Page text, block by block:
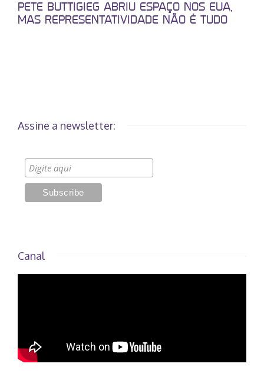
PETE BUTTIGIEG ABRIU ESPAÇO NOS EUA,
MAS REPRESENTATIVIDADE NÃO É TUDO
Assine a newsletter:
Canal